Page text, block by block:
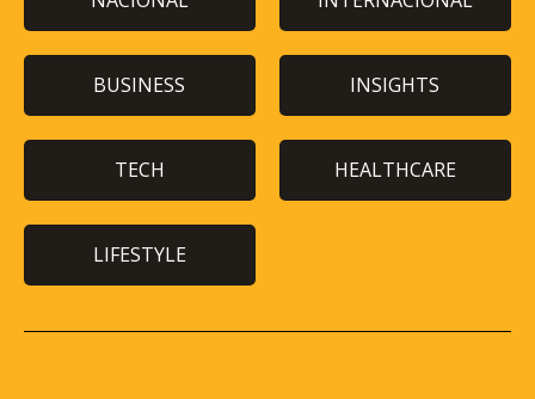
BUSINESS INSIGHTS
TECH HEALTHCARE
LIFESTYLE